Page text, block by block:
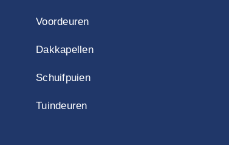
Voordeuren
Dakkapellen
Schuifpuien
Tuindeuren